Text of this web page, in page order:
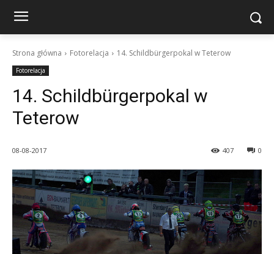
Strona główna Fotorelacja 14. Schildbürgerpokal w Teterow
Fotorelacja
14. Schildbürgerpokal w
Teterow
08-08-2017 0
407